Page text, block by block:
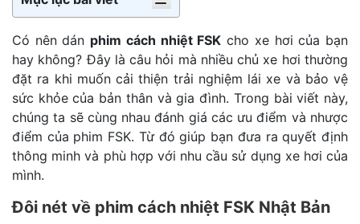
Có nên dán phim cách nhiệt FSK cho xe hơi của bạn
hay không? Đây là câu hỏi mà nhiều chủ xe hơi thường
đặt ra khi muốn cải thiện trải nghiệm lái xe và bảo vệ
sức khỏe của bản thân và gia đình. Trong bài viết này,
chúng ta sẽ cùng nhau đánh giá các ưu điểm và nhược
điểm của phim FSK. Từ đó giúp bạn đưa ra quyết định
thông minh và phù hợp với nhu cầu sử dụng xe hơi của
mình.
Đôi nét về phim cách nhiệt FSK Nhật Bản